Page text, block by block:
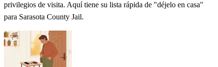
privilegios de visita. Aquí tiene su lista rápida de "déjelo en casa"
para Sarasota County Jail.